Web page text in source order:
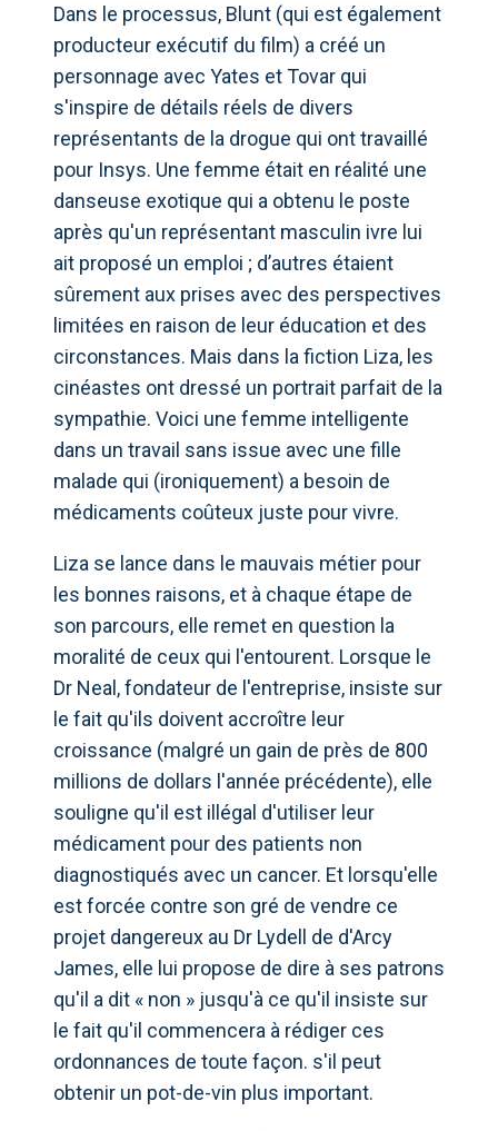
Dans le processus, Blunt (qui est également
producteur exécutif du film) a créé un
personnage avec Yates et Tovar qui
s'inspire de détails réels de divers
représentants de la drogue qui ont travaillé
pour Insys. Une femme était en réalité une
danseuse exotique qui a obtenu le poste
après qu'un représentant masculin ivre lui
ait proposé un emploi ; d’autres étaient
sûrement aux prises avec des perspectives
limitées en raison de leur éducation et des
circonstances. Mais dans la fiction Liza, les
cinéastes ont dressé un portrait parfait de la
sympathie. Voici une femme intelligente
dans un travail sans issue avec une fille
malade qui (ironiquement) a besoin de
médicaments coûteux juste pour vivre.
Liza se lance dans le mauvais métier pour
les bonnes raisons, et à chaque étape de
son parcours, elle remet en question la
moralité de ceux qui l'entourent. Lorsque le
Dr Neal, fondateur de l'entreprise, insiste sur
le fait qu'ils doivent accroître leur
croissance (malgré un gain de près de 800
millions de dollars l'année précédente), elle
souligne qu'il est illégal d'utiliser leur
médicament pour des patients non
diagnostiqués avec un cancer. Et lorsqu'elle
est forcée contre son gré de vendre ce
projet dangereux au Dr Lydell de d'Arcy
James, elle lui propose de dire à ses patrons
qu'il a dit « non » jusqu'à ce qu'il insiste sur
le fait qu'il commencera à rédiger ces
ordonnances de toute façon. s'il peut
obtenir un pot-de-vin plus important.